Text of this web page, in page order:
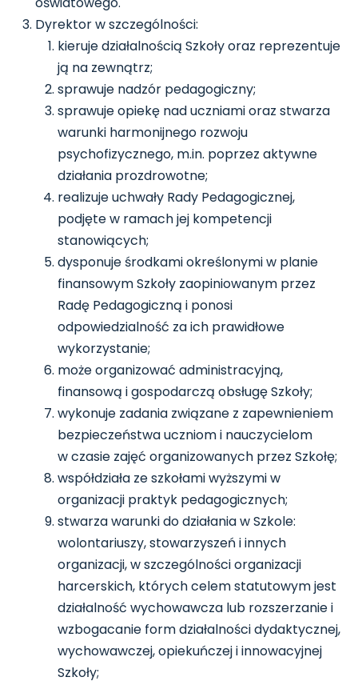
Dyrektor w szczególności:
kieruje działalnością Szkoły oraz reprezentuje
ją na zewnątrz;
sprawuje nadzór pedagogiczny;
sprawuje opiekę nad uczniami oraz stwarza
warunki harmonijnego rozwoju
psychofizycznego, m.in. poprzez aktywne
działania prozdrowotne;
realizuje uchwały Rady Pedagogicznej,
podjęte w ramach jej kompetencji
stanowiących;
dysponuje środkami określonymi w planie
finansowym Szkoły zaopiniowanym przez
Radę Pedagogiczną i ponosi
odpowiedzialność za ich prawidłowe
wykorzystanie;
może organizować administracyjną,
finansową i gospodarczą obsługę Szkoły;
wykonuje zadania związane z zapewnieniem
bezpieczeństwa uczniom i nauczycielom
w czasie zajęć organizowanych przez Szkołę;
współdziała ze szkołami wyższymi w
organizacji praktyk pedagogicznych;
stwarza warunki do działania w Szkole:
wolontariuszy, stowarzyszeń i innych
organizacji, w szczególności organizacji
harcerskich, których celem statutowym jest
działalność wychowawcza lub rozszerzanie i
wzbogacanie form działalności dydaktycznej,
wychowawczej, opiekuńczej i innowacyjnej
Szkoły;